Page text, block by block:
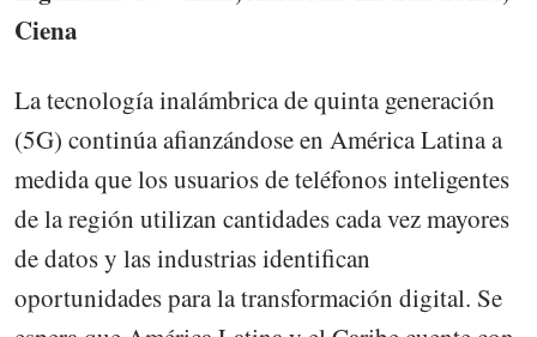
Ciena
La tecnología inalámbrica de quinta generación
(5G) continúa afianzándose en América Latina a
medida que los usuarios de teléfonos inteligentes
de la región utilizan cantidades cada vez mayores
de datos y las industrias identifican
oportunidades para la transformación digital. Se